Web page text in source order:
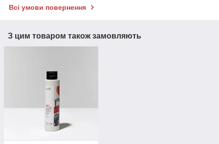
Всі умови повернення
З цим товаром також замовляють